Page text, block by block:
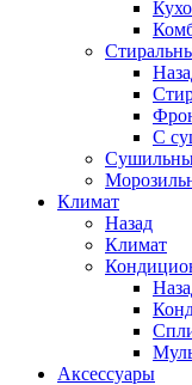
С
Климат
Назад
Климат
Аксессуары